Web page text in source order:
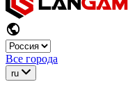
Все города
ru